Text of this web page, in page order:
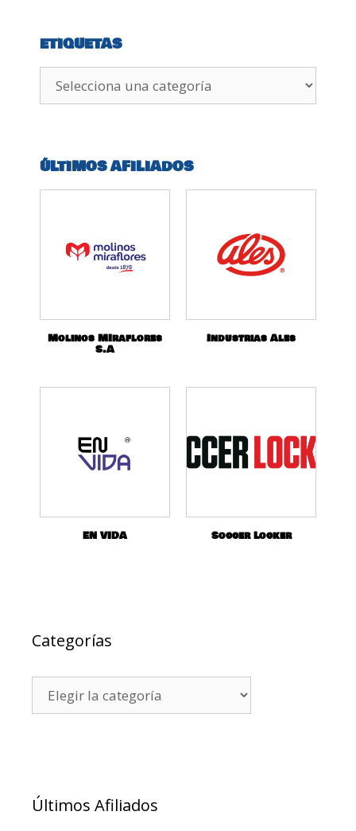
ETIQUETAS
ÚLTIMOS AFILIADOS
Molinos MIraflores
S.A
Industrias Ales
EN VIDA Soccer Locker
Categorías
Últimos Afiliados